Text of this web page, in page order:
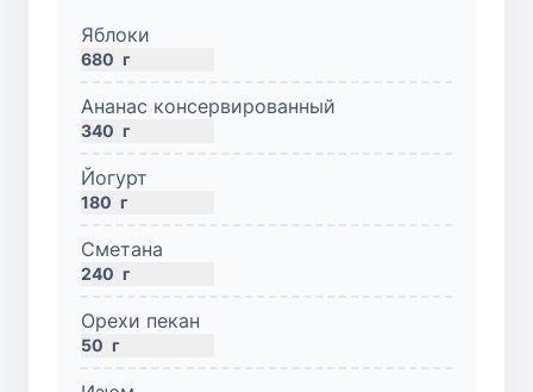
Яблоки
680 г
Ананас консервированный
340 г
Йогурт
180 г
Сметана
240 г
Орехи пекан
50 г